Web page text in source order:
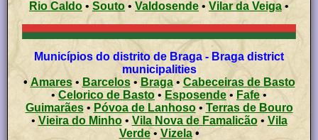
Rio Caldo • Souto• Valdosende • Vilar da Veiga •
Municípios do distrito de Braga - Braga district
municipalities
• Amares• Barcelos• Braga•Cabeceiras de Basto
•
Celorico de Basto • Esposende • Fafe •
Guimarães• Póvoa de Lanhoso•
Terras de Bouro
• Vieira do Minho• Vila Nova de Famalicão• Vila
Verde• Vizela•